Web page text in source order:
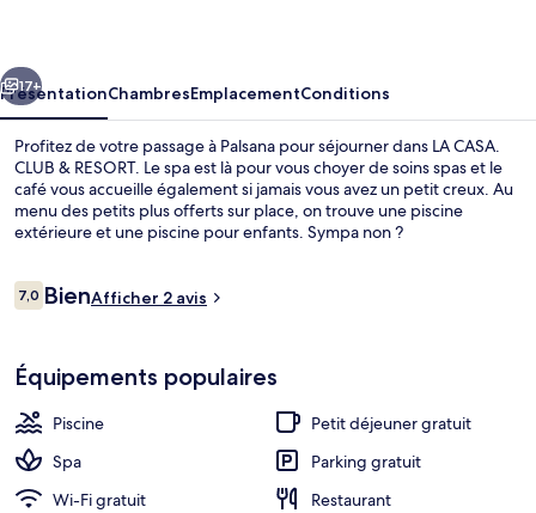
RESORT
Suivant
17+
PrésentationChambresEmplacementConditions
Profitez de votre passage à Palsana pour séjourner dans LA CASA.
CLUB & RESORT. Le spa est là pour vous choyer de soins spas et le
café vous accueille également si jamais vous avez un petit creux. Au
menu des petits plus offerts sur place, on trouve une piscine
extérieure et une piscine pour enfants. Sympa non ?
Avis
voyageurs
7,07,0 sur 10
BienAfficher 2 avis
Équipements populaires
Piscine
Petit déjeuner gratuit
Spa
Parking gratuit
Wi-Fi gratuit
Restaurant